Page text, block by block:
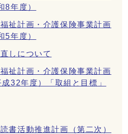
8年度）
祉計画・介護保険事業計画
5年度）
しについて
祉計画・介護保険事業計画
32年度）「取組と目標」
書活動推進計画（第二次）